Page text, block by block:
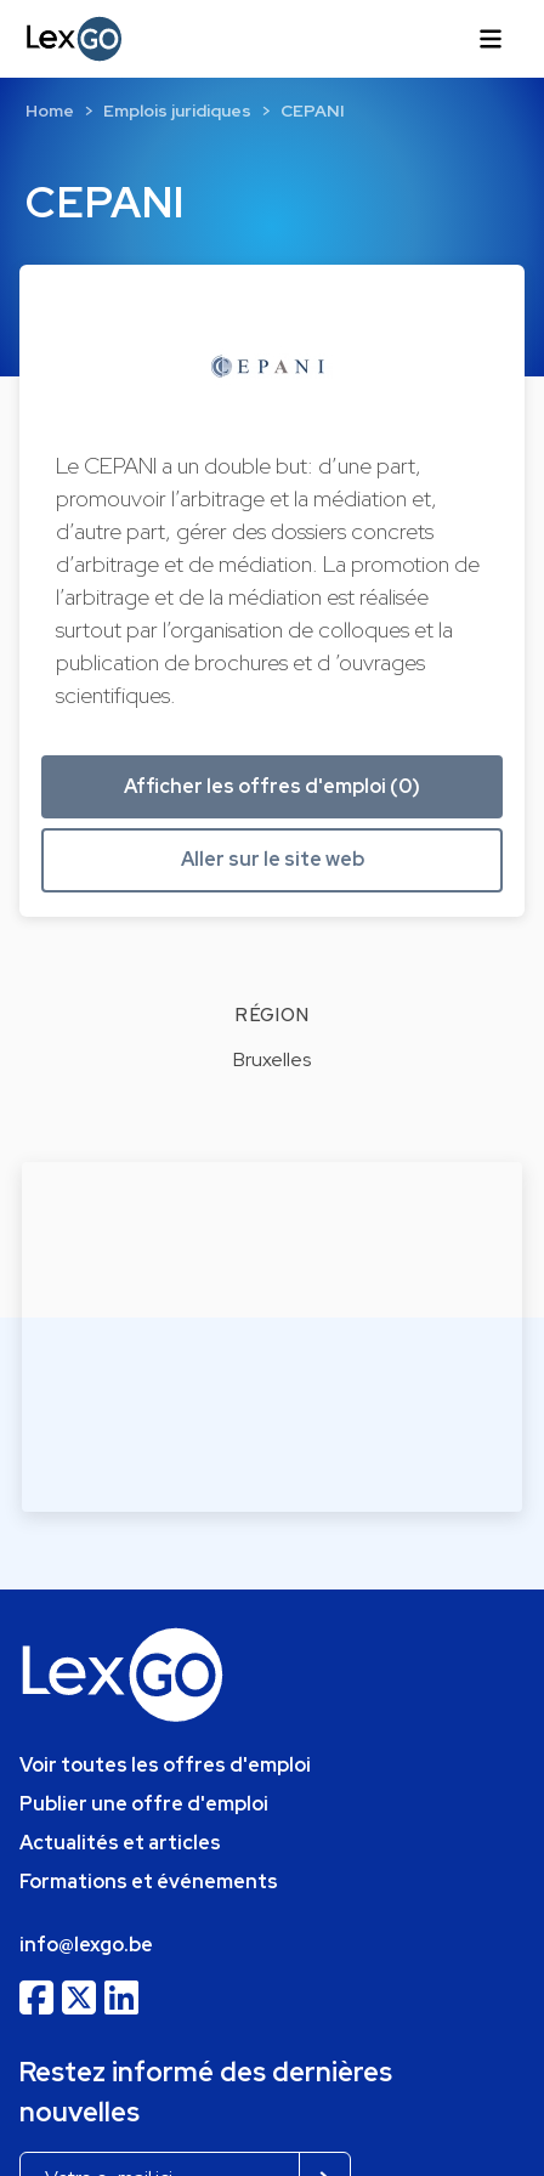
CEPANI
Home Emplois juridiques CEPANI
Le CEPANI a un double but: d’une part,
promouvoir l’arbitrage et la médiation et,
d’autre part, gérer des dossiers concrets
d’arbitrage et de médiation. La promotion de
l’arbitrage et de la médiation est réalisée
surtout par l’organisation de colloques et la
publication de brochures et d ’ouvrages
scientifiques.
Afficher les offres d'emploi (0)
Aller sur le site web
RÉGION
Bruxelles
Voir toutes les offres d'emploi
Publier une offre d'emploi
Actualités et articles
Formations et événements
info@lexgo.be
Restez informé des dernières
nouvelles